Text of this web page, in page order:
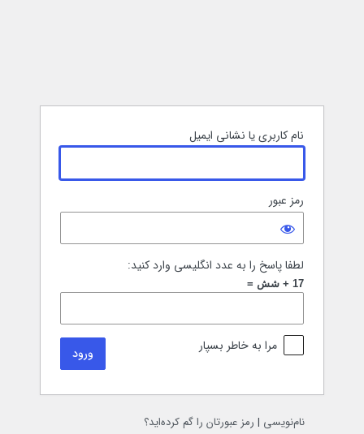
نام کاربری یا نشانی ایمیل
رمز عبور
لطفا پاسخ را به عدد انگلیسی وارد کنید:
17 + شش =
مرا به خاطر بسپار
نام‌نویسی | رمز عبورتان را گم کرده‌اید؟